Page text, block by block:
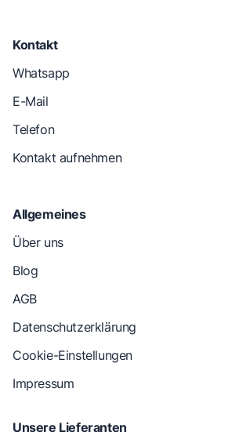
Kontakt
Whatsapp
E-Mail
Telefon
Kontakt aufnehmen
Allgemeines
Über uns
Blog
AGB
Datenschutzerklärung
Cookie-Einstellungen
Impressum
Unsere Lieferanten